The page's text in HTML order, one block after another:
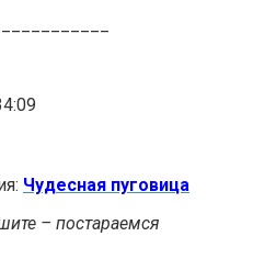
Чудесная пуговица
– постараемся